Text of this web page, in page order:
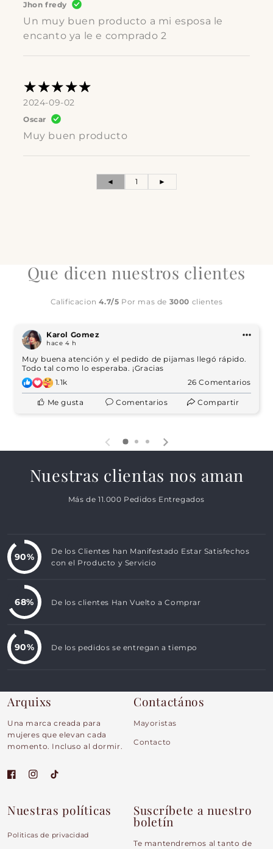
Jhon fredy
Un muy buen producto a mi esposa le
encanto ya le e comprado 2
2024-09-02
Oscar
Muy buen producto
◄ 1 ►
Que dicen nuestros clientes
Calificacion4.7/5 Por mas de 3000 clientes
Karol Gomez
hace 4 h
Muy buena atención y el pedido de pijamas llegó rápido.
Todo tal como lo esperaba. ¡Gracias
1.1k
26 Comentarios
Me gusta Comentarios Compartir
Nuestras clientas nos aman
Más de 11.000 Pedidos Entregados
90%
De los Clientes han Manifestado Estar Satisfechos
con el Producto y Servicio
68% De los clientes Han Vuelto a Comprar
90% De los pedidos se entregan a tiempo
Arquixs
Una marca creada para
mujeres que elevan cada
momento. Incluso al dormir.
FacebookInstagramTikTok
Contactános
Mayoristas
Contacto
Nuestras políticas
Politicas de privacidad
Suscríbete a nuestro
boletín
Te mantendremos al tanto de